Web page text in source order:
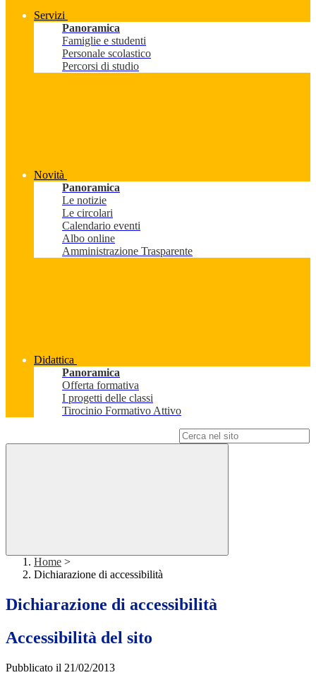
Servizi
Panoramica
Famiglie e studenti
Personale scolastico
Percorsi di studio
Novità
Panoramica
Le notizie
Le circolari
Calendario eventi
Albo online
Amministrazione Trasparente
Didattica
Panoramica
Offerta formativa
I progetti delle classi
Tirocinio Formativo Attivo
Home >
Dichiarazione di accessibilità
Dichiarazione di accessibilità
Accessibilità del sito
Pubblicato il 21/02/2013